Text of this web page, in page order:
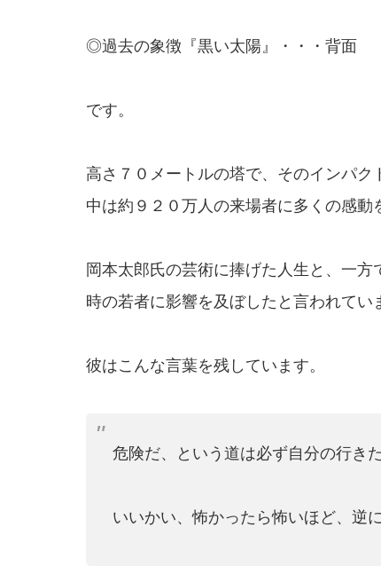
◎過去の象徴『黒い太陽』・・・背面
です。
高さ７０メートルの塔で、そのインパ
中は約９２０万人の来場者に多くの感動
岡本太郎氏の芸術に捧げた人生と、一
時の若者に影響を及ぼしたと言われてい
彼はこんな言葉を残しています。
危険だ、という道は必ず自分の行き
いいかい、怖かったら怖いほど、逆